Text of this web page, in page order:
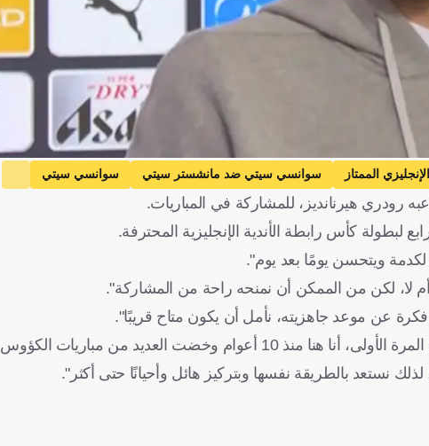
الممتاز سوانسي سيتي ضد مانشستر سيتي
سوانسي سيتي
إنجلترا إسبانيا كرة قدم
رودري هيرنانديز، للمشاركة في المباريات.
لبطولة كأس رابطة الأندية الإنجليزية المحترفة.
ويتحسن يومًا بعد يوم".
لا، لكن من الممكن أن نمنحه راحة من المشاركة".
عن موعد جاهزيته، نأمل أن يكون متاح قريبًا".
وعن الشعور بالضغط من مواجهة فريق في درجة أدنى، قال: "ليست هذه المرة الأولى، أنا هنا منذ 10 أعوام وخضت العديد من مباريات الكؤوس
نستعد بالطريقة نفسها وبتركيز هائل وأحيانًا حتى أكثر".